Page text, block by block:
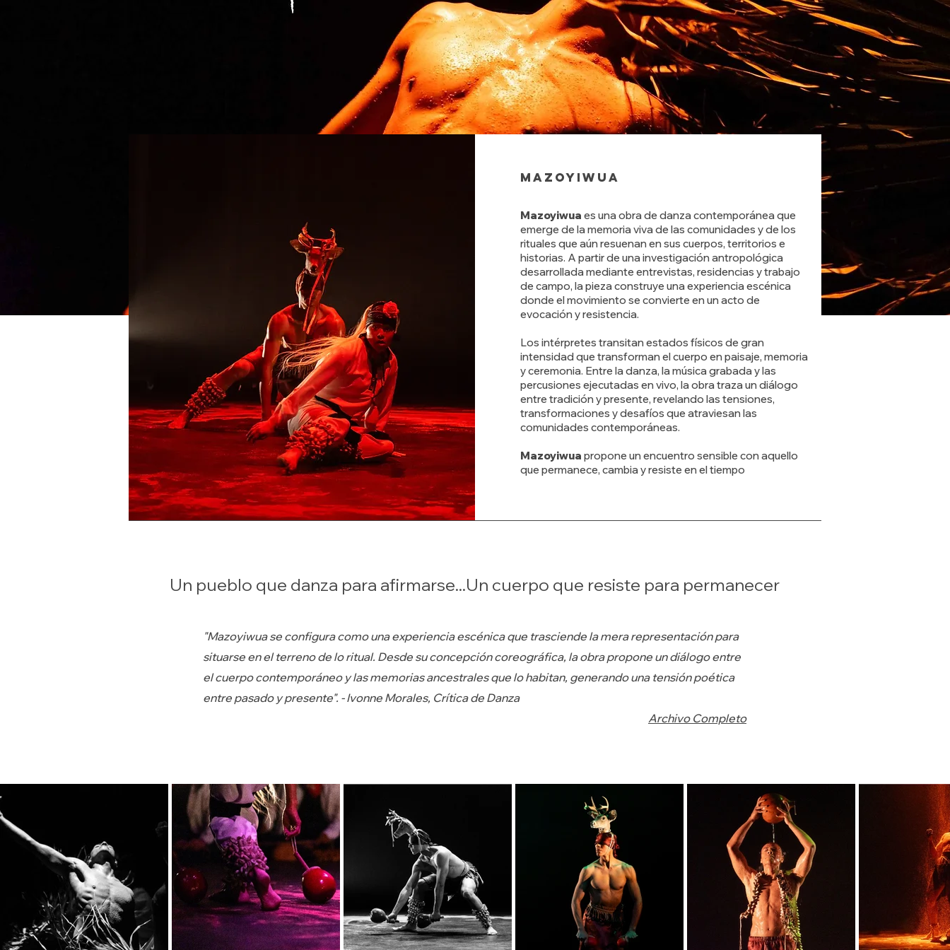
Mazoyiwua
Mazoyiwua es una obra de danza contemporánea que
emerge de la memoria viva de las comunidades y de los
rituales que aún resuenan en sus cuerpos, territorios e
historias. A partir de una investigación antropológica
desarrollada mediante entrevistas, residencias y trabajo
de campo, la pieza construye una experiencia escénica
donde el movimiento se convierte en un acto de
evocación y resistencia.
Los intérpretes transitan estados físicos de gran
intensidad que transforman el cuerpo en paisaje, memoria
y ceremonia. Entre la danza, la música grabada y las
percusiones ejecutadas en vivo, la obra traza un diálogo
entre tradición y presente, revelando las tensiones,
transformaciones y desafíos que atraviesan las
comunidades contemporáneas.
Mazoyiwua propone un encuentro sensible con aquello
que permanece, cambia y resiste en el tiempo
Un pueblo que danza para afirmarse...Un cuerpo que resiste para permanecer
"Mazoyiwua se configura como una experiencia escénica que trasciende la mera representación para
situarse en el terreno de lo ritual. Desde su concepción coreográfica, la obra propone un diálogo entre
el cuerpo contemporáneo y las memorias ancestrales que lo habitan, generando una tensión poética
entre pasado y presente". - Ivonne Morales, Crítica de Danza
Archivo Completo